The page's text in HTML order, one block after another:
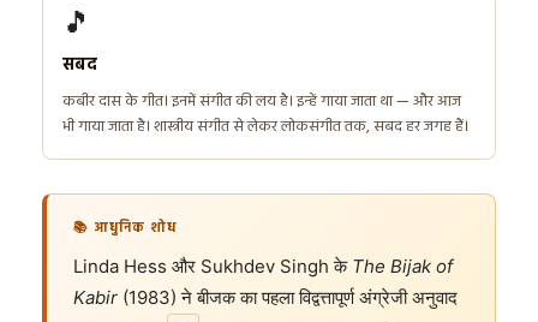
🎵
सबद
कबीर दास के गीत। इनमें संगीत की लय है। इन्हें गाया जाता था — और आज
भी गाया जाता है। शास्त्रीय संगीत से लेकर लोकसंगीत तक, सबद हर जगह हैं।
📚 आधुनिक शोध
Linda Hess और Sukhdev Singh के The Bijak of
Kabir (1983) ने बीजक का पहला विद्वत्तापूर्ण अंग्रेजी अनुवाद